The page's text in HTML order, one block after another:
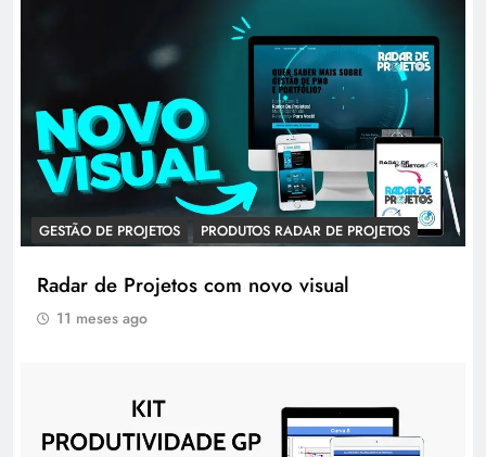
GESTÃO DE PROJETOS PRODUTOS RADAR DE PROJETOS
Radar de Projetos com novo visual
11 meses ago